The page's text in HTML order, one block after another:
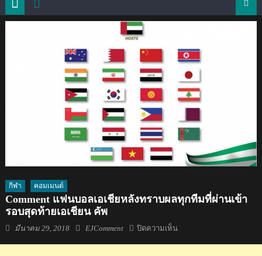
กีฬา คอมเมนต์
Comment แฟนบอลเอเชียหลังทราบผลทุกทีมที่ผ่านเข้า
รอบสุดท้ายเอเชียน คัพ
Posted
มีนาคม 29, 2018 Author
EJComment ปิดความเห็นบน